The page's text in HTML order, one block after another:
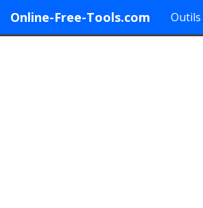
Online-Free-Tools.com Outils